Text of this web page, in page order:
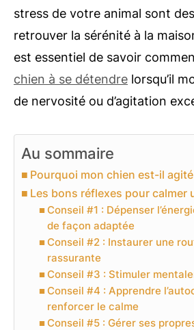
stress de votre animal sont
retrouver la sérénité à la
est essentiel de savoir
chien à se détendre lorsqu’il
de nervosité ou d’agitation
Au sommaire
Pourquoi mon chien est-il
Les bons réflexes pour calmer
Conseil #1 : Dépenser
de façon adaptée
Conseil #2 : Instaurer une
rassurante
Conseil #3 : Stimuler
Conseil #4 : Apprendre
renforcer le calme
Conseil #5 : Gérer ses